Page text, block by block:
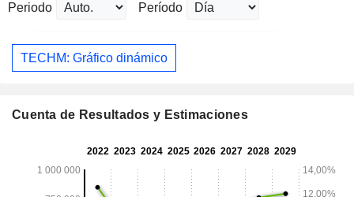
Periodo Período
TECHM: Gráfico dinámico
Cuenta de Resultados y Estimaciones